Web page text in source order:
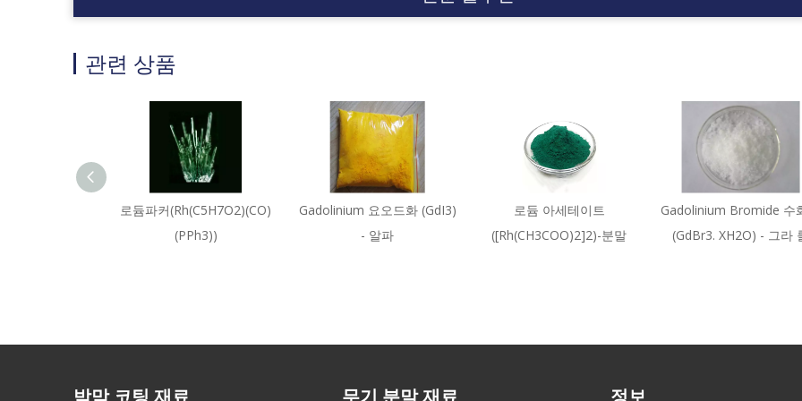
관련 상품
로듐파커(Rh(C5H7O2)(CO)
(PPh3))
Gadolinium 요오드화 (GdI3)
- 알파
로듐 아세테이트
([Rh(CH3COO)2]2)-분말
Gadolinium Bromide 수
(GdBr3. XH2O) - 그라
박막 코팅 재료 무기 분말 재료 정보